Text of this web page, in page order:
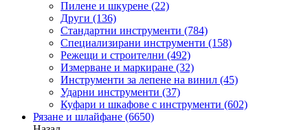
Пилене и шкурене (22)
Други (136)
Стандартни инструменти (784)
Специализирани инструменти (158)
Режещи и строителни (492)
Измерване и маркиране (32)
Инструменти за лепене на винил (45)
Ударни инструменти (37)
Куфари и шкафове с инструменти (602)
Рязане и шлайфане (6650)